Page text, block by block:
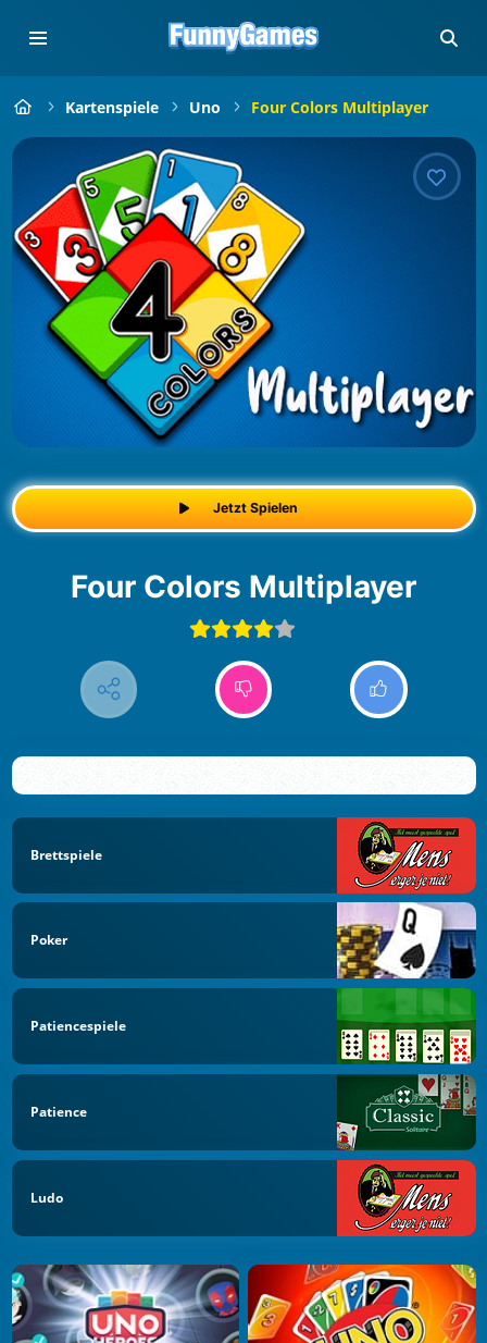
Kartenspiele Uno Four Colors Multiplayer
Jetzt Spielen
Four Colors Multiplayer
Brettspiele
Poker
Patiencespiele
Patience
Ludo